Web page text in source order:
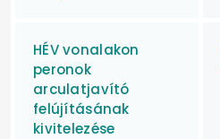
HÉV vonalakon
peronok
arculatjavító
felújításának
kivitelezése